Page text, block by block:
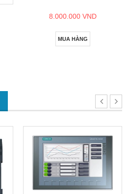
8.000.000 VND
MUA HÀNG